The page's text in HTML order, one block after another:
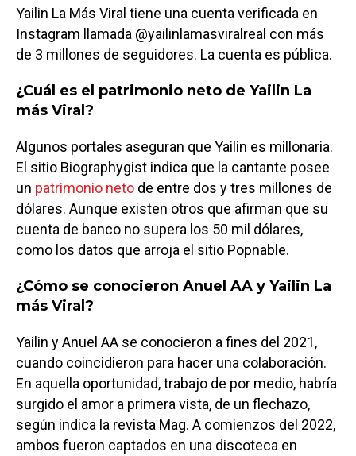
Yailin La Más Viral tiene una cuenta verificada en
Instagram llamada @yailinlamasviralreal con más
de 3 millones de seguidores. La cuenta es pública.
¿Cuál es el patrimonio neto de Yailin La
más Viral?
Algunos portales aseguran que Yailin es millonaria.
El sitio Biographygist indica que la cantante posee
un patrimonio neto de entre dos y tres millones de
dólares. Aunque existen otros que afirman que su
cuenta de banco no supera los 50 mil dólares,
como los datos que arroja el sitio Popnable.
¿Cómo se conocieron Anuel AA y Yailin La
más Viral?
Yailin y Anuel AA se conocieron a fines del 2021,
cuando coincidieron para hacer una colaboración.
En aquella oportunidad, trabajo de por medio, habría
surgido el amor a primera vista, de un flechazo,
según indica la revista Mag. A comienzos del 2022,
ambos fueron captados en una discoteca en